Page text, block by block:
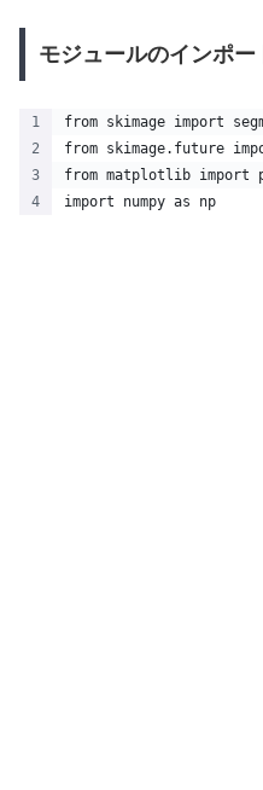
モジュールのインポー
from skimage import
from skimage.future
from matplotlib import
import numpy as np